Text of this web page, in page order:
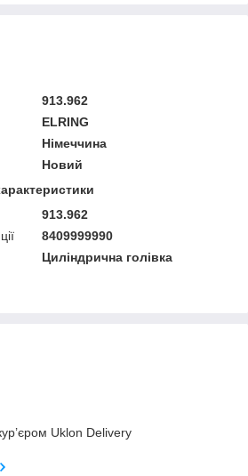
913.962
ELRING
Німеччина
Новий
913.962
8409999990
Циліндрична голівка
Uklon Delivery